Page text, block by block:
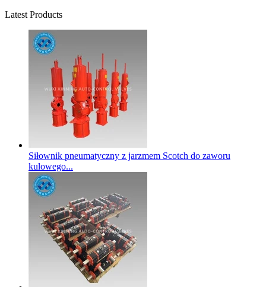
Latest Products
Siłownik pneumatyczny z jarzmem Scotch do zaworu
kulowego...